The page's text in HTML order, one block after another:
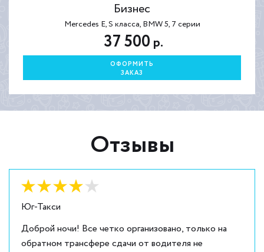
Бизнес
Mercedes E, S класса, BMW 5, 7 серии
37 500 р.
ОФОРМИТЬ
ЗАКАЗ
Отзывы
Юг-Такси
Оценка: 4
Доброй ночи! Все четко организовано, только на
обратном трансфере сдачи от водителя не